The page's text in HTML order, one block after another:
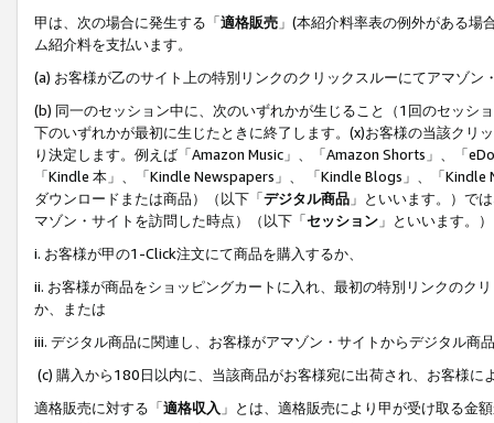
甲は、次の場合に発生する「適格販売 」(本紹介料率表の例外がある
ム紹介料を支払います。
(a) お客様が乙のサイト上の特別リンクのクリックスルーにてアマゾン
(b) 同一のセッション中に、次のいずれかが生じること（1回のセッシ
下のいずれかが最初に生じたときに終了します。(x)お客様の当該ク
り決定します。例えば「Amazon Music」、「Amazon Shorts」、「
「Kindle 本」、「Kindle Newspapers」、 「Kindle Blogs」、「
ダウンロードまたは商品）（以下「デジタル商品 」といいます。）で
マゾン・サイトを訪問した時点）（以下「セッション 」といいます。
i. お客様が甲の1-Click注文にて商品を購入するか、
ii. お客様が商品をショッピングカートに入れ、最初の特別リンクのク
か、または
iii. デジタル商品に関連し、お客様がアマゾン・サイトからデジタル
(c) 購入から180日以内に、当該商品がお客様宛に出荷され、お客様
適格販売に対する「適格収入 」とは、適格販売により甲が受け取る金